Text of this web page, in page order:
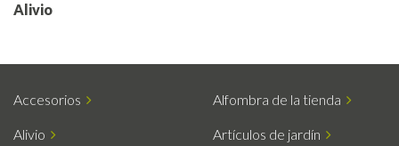
Alivio
Accesorios Alfombra de la tienda
Alivio Artículos de jardín